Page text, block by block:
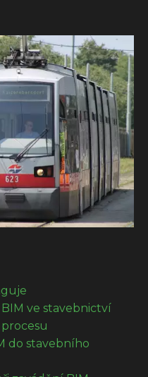
ve stavebnictví
do stavebního